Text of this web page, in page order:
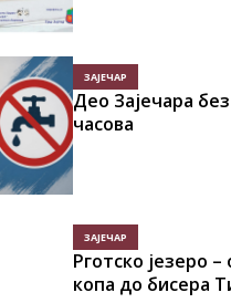
ЗАЈЕЧАР
Део Зајечара
часова
ЗАЈЕЧАР
Рготско језеро
копа до бисера